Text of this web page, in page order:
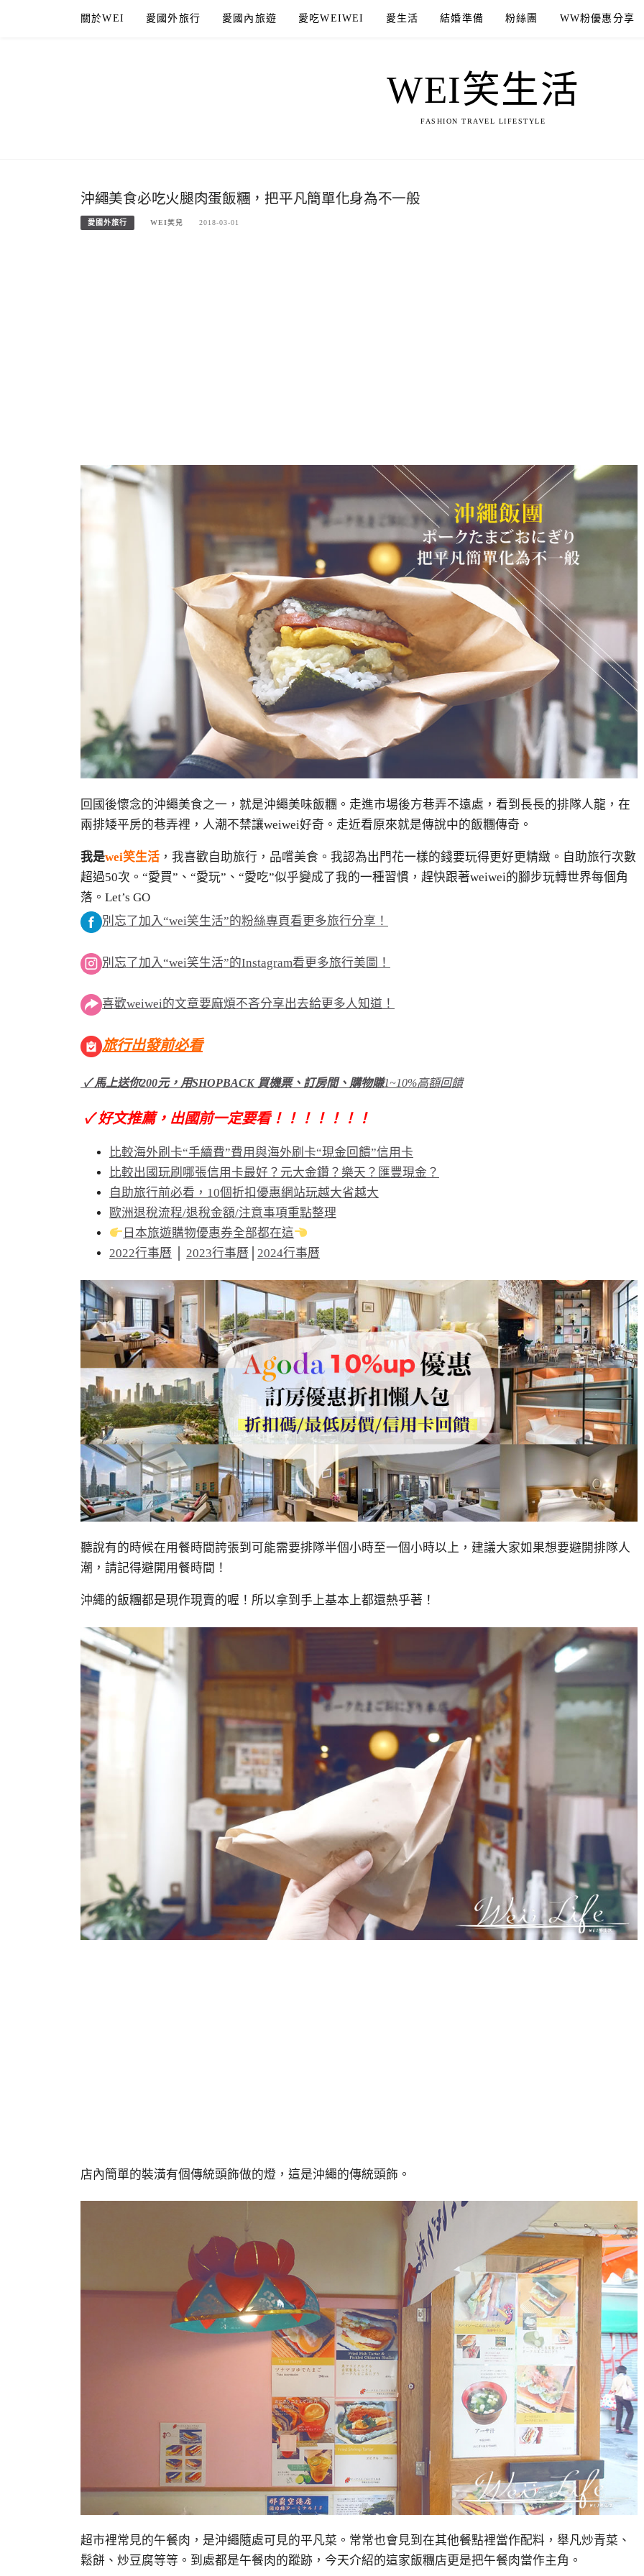
關於WEI 愛國外旅行 愛國內旅遊 愛吃WEIWEI 愛生活 結婚準備 粉絲團 WW粉優惠分享
WEI笑生活
FASHION TRAVEL LIFESTYLE
沖繩美食必吃火腿肉蛋飯糰，把平凡簡單化身為不一般
愛國外旅行 WEI笑兒 2018-03-01
回國後懷念的沖繩美食之一，就是沖繩美味飯糰。走進市場後方巷弄不遠處，看到長長的排隊人龍，在
兩排矮平房的巷弄裡，人潮不禁讓weiwei好奇。走近看原來就是傳說中的飯糰傳奇。
我是wei笑生活 ，我喜歡自助旅行，品嚐美食。我認為出門花一樣的錢要玩得更好更精緻。自助旅行次數
超過50次。“愛買”、“愛玩”、“愛吃”似乎變成了我的一種習慣，趕快跟著weiwei的腳步玩轉世界每個角
落。Let’s GO
別忘了加入“wei笑生活”的粉絲專頁看更多旅行分享！
別忘了加入“wei笑生活”的Instagram看更多旅行美圖！
喜歡weiwei的文章要麻煩不吝分享出去給更多人知道！
旅行出發前必看
✓ 馬上送你200元，用SHOPBACK 買機票、訂房間、購物賺1~10%高額回饋
✓ 好文推薦，出國前一定要看！！！！！！！
比較海外刷卡“手續費”費用與海外刷卡“現金回饋”信用卡
比較出國玩刷哪張信用卡最好？元大金鑽？樂天？匯豐現金？
自助旅行前必看，10個折扣優惠網站玩越大省越大
歐洲退稅流程/退稅金額/注意事項重點整理
日本旅遊購物優惠券全部都在這
2022行事曆
2023行事曆 2024行事曆
聽說有的時候在用餐時間誇張到可能需要排隊半個小時至一個小時以上，建議大家如果想要避開排隊人
潮，請記得避開用餐時間！
沖繩的飯糰都是現作現賣的喔！所以拿到手上基本上都還熱乎著！
店內簡單的裝潢有個傳統頭飾做的燈，這是沖繩的傳統頭飾。
超市裡常見的午餐肉，是沖繩隨處可見的平凡菜。常常也會見到在其他餐點裡當作配料，舉凡炒青菜、
鬆餅、炒豆腐等等。到處都是午餐肉的蹤跡，今天介紹的這家飯糰店更是把午餐肉當作主角。